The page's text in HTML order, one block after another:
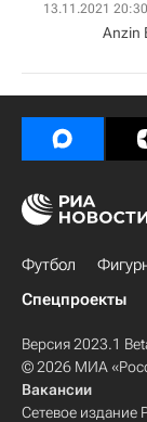
13.11.2021 20:30
Anzin
Футбол
Спецпроекты
Версия 2023.1
© 2026 МИА
Вакансии
Сетевое издание